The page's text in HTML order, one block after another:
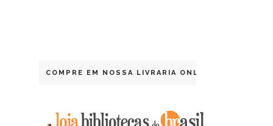
COMPRE EM NOSSA LIVRARIA ONLINE